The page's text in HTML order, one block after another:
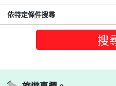
依特定條件搜尋